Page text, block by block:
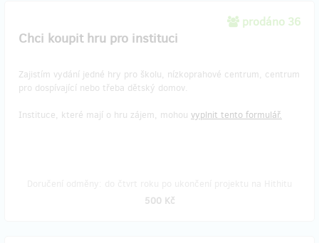
prodáno 36
Chci koupit hru pro instituci
Zajistím vydání jedné hry pro školu, nízkoprahové centrum, centrum
pro dospívající nebo třeba dětský domov.
Instituce, které mají o hru zájem, mohou vyplnit tento formulář.
500 Kč